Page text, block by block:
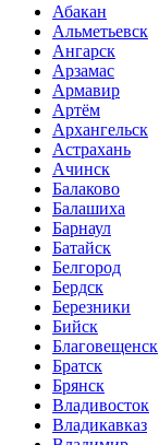
Абакан
Альметьевск
Ангарск
Арзамас
Армавир
Артём
Архангельск
Астрахань
Ачинск
Балаково
Балашиха
Барнаул
Батайск
Белгород
Бердск
Березники
Бийск
Благовещенск
Братск
Брянск
Владивосток
Владикавказ